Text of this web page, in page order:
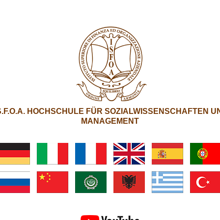
HOCHSCHULE FÜR SOZIALWISSENSCHAFTEN
MANAGEMENT